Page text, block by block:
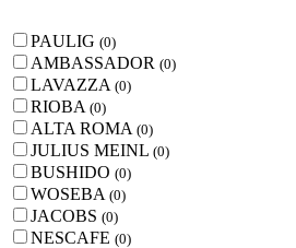
PAULIG (0)
AMBASSADOR (0)
LAVAZZA (0)
RIOBA (0)
ALTA ROMA (0)
JULIUS MEINL (0)
BUSHIDO (0)
WOSEBA (0)
JACOBS (0)
NESCAFE (0)